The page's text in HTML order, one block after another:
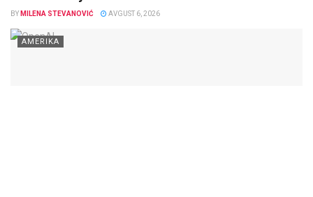
BY MILENA STEVANOVIĆ AVGUST 6, 2026
AMERIKA